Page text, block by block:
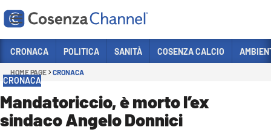
Sezioni
POLITICA
CRONACA POLITICA SANITÀ COSENZA CALCIO
HOME PAGE CRONACA
CRONACA
Mandatoriccio, è morto l’ex
sindaco Angelo Donnici